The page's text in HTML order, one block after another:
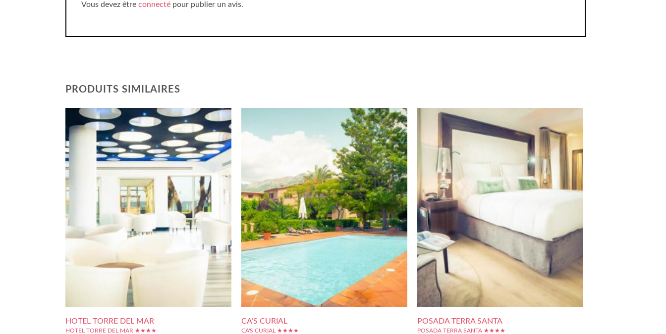
Vous devez être connecté pour publier un avis.
PRODUITS SIMILAIRES
HOTEL TORRE DEL MAR
HOTEL TORRE DEL MAR ★★★★
CA’S CURIAL
CA'S CURIAL ★★★★
POSADA TERRA SANTA
POSADA TERRA SANTA ★★★★